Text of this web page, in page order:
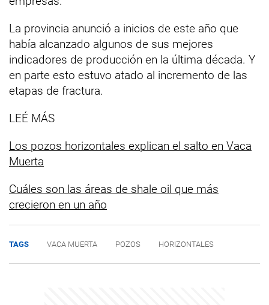
La provincia anunció a inicios de este año que
había alcanzado algunos de sus mejores
indicadores de producción en la última década. Y
en parte esto estuvo atado al incremento de las
etapas de fractura.
LEÉ MÁS
Los pozos horizontales explican el salto en Vaca
Muerta
Cuáles son las áreas de shale oil que más
crecieron en un año
TAGS VACA MUERTA POZOS HORIZONTALES